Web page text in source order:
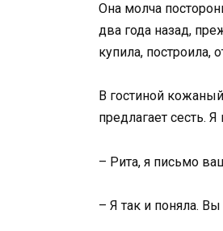
Она молча
два года назад,
купила, построила,
В гостиной
предлагает сесть. Я
– Рита, я письмо
– Я так и поняла.